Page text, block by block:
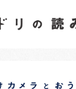
更新中です。
更新中です。